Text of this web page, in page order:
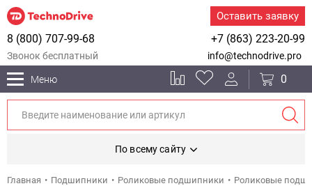
Оставить заявку
+7 (863) 223-20-99
8 (800) 707-99-68
Звонок бесплатный info@technodrive.pro
Меню 0
По всему сайту
Главная Подшипники Роликовые подшипники Роликовые